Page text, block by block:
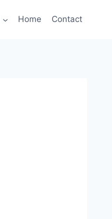
Home Contact